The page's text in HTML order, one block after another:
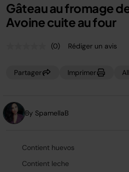
Gâteau au fromage
Avoine cuite au four
Aucune
notation.
page.
(0) Rédiger un avis
Partager Imprimer
By SpamellaB
Contient huevos
Contient leche